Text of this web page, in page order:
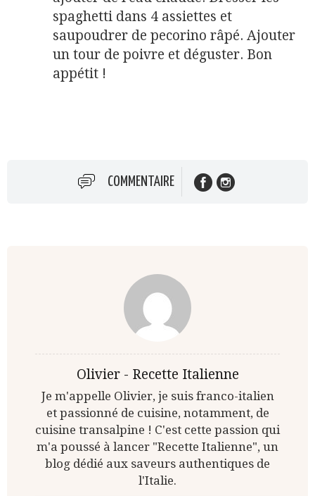
spaghetti dans 4 assiettes et
saupoudrer de pecorino râpé. Ajouter
un tour de poivre et déguster. Bon
appétit !
COMMENTAIRE
Olivier - Recette Italienne
Je m'appelle Olivier, je suis franco-italien
et passionné de cuisine, notamment, de
cuisine transalpine ! C'est cette passion qui
m'a poussé à lancer "Recette Italienne", un
blog dédié aux saveurs authentiques de
l'Italie.